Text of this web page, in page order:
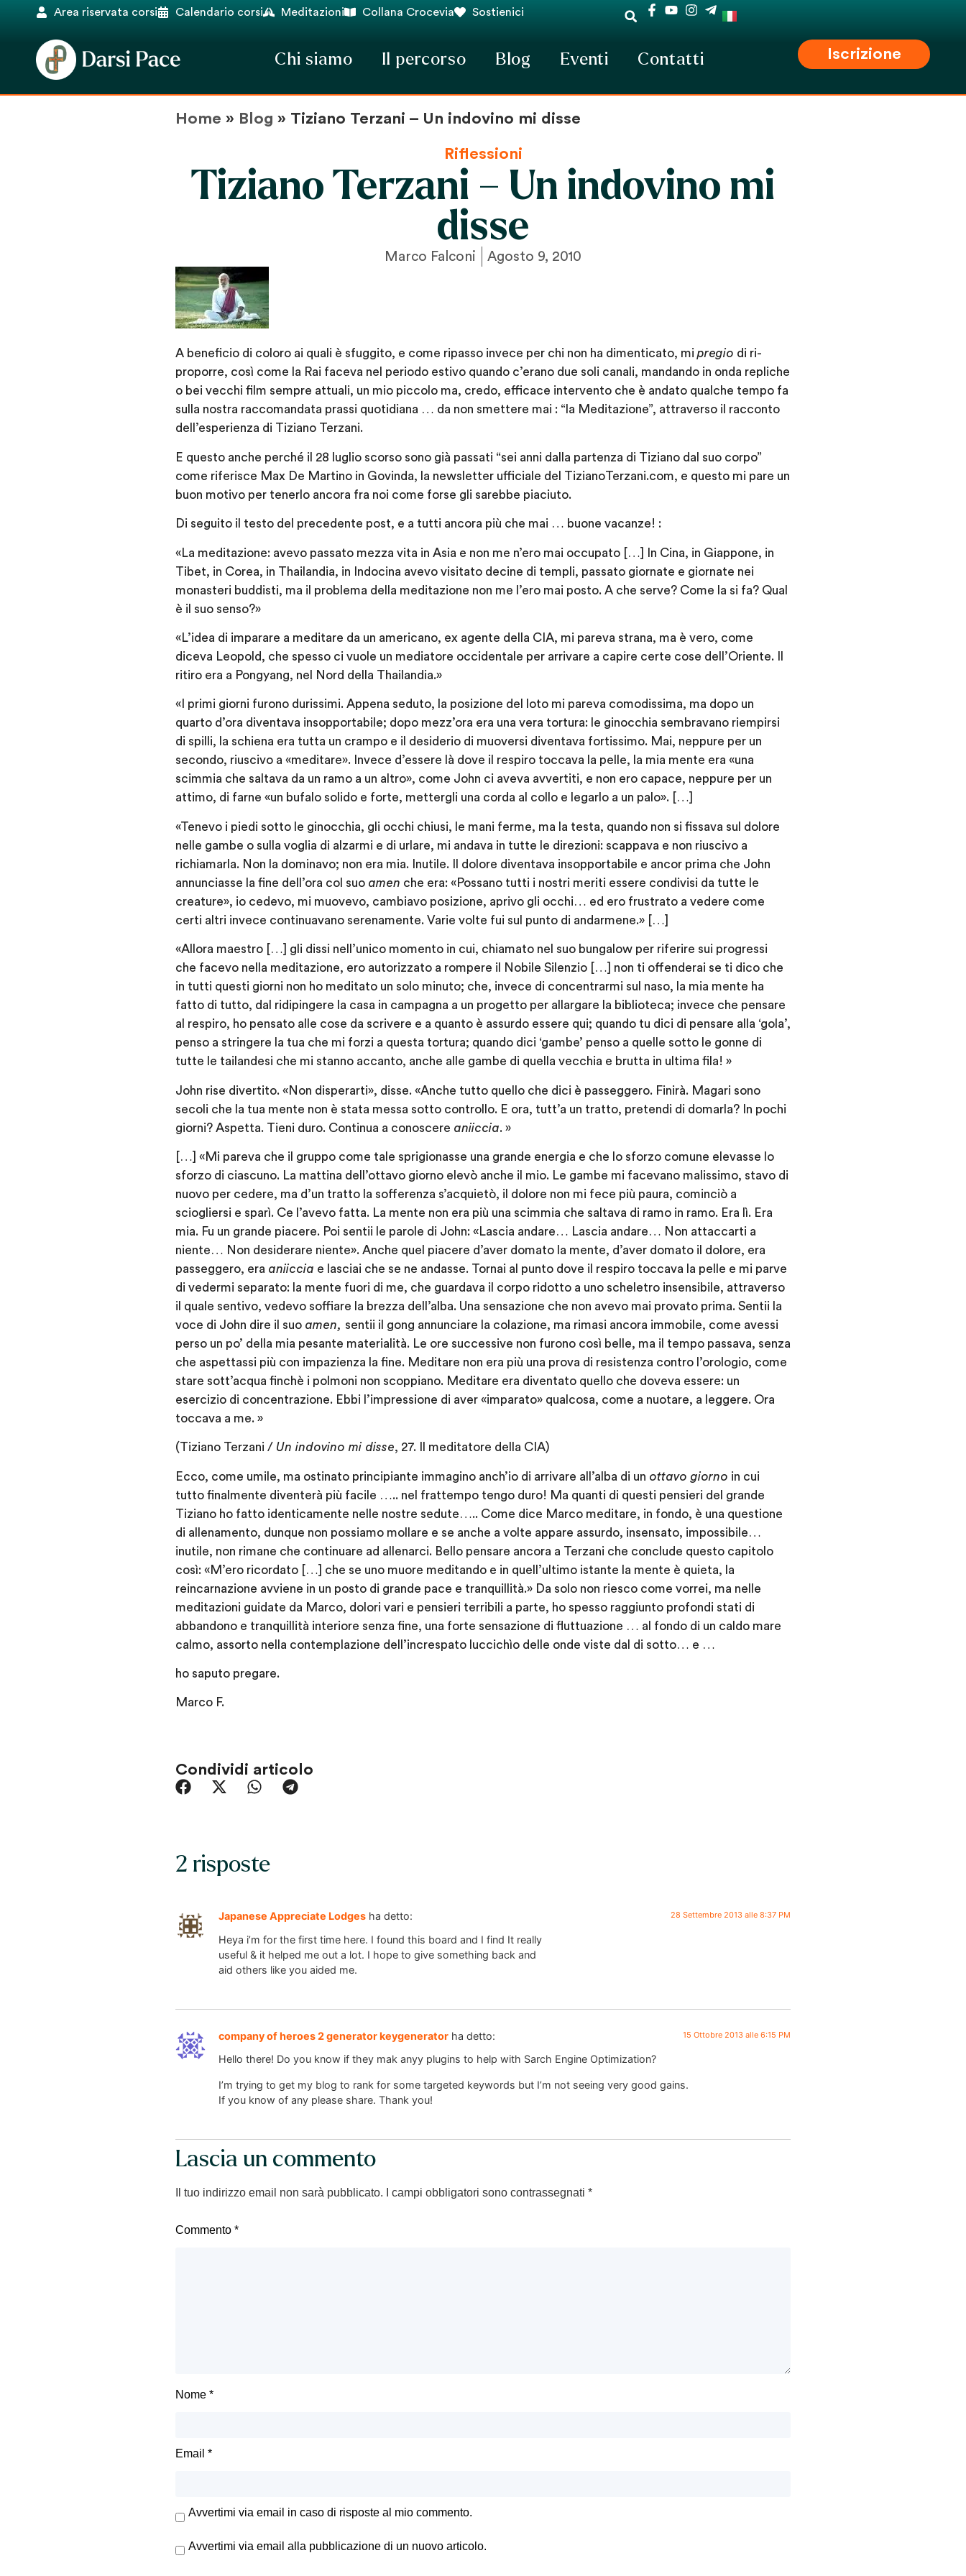
Area riservata corsi Calendario corsi Meditazioni Collana Crocevia Sostienici
Chi siamo Il percorso Blog Eventi Contatti Iscrizione
Home » Blog » Tiziano Terzani – Un indovino mi disse
Riflessioni
Tiziano Terzani – Un indovino mi
disse
Marco Falconi Agosto 9, 2010
A beneficio di coloro ai quali è sfuggito, e come ripasso invece per chi non ha dimenticato, mi pregio di ri-
proporre, così come la Rai faceva nel periodo estivo quando c’erano due soli canali, mandando in onda repliche
o bei vecchi film sempre attuali, un mio piccolo ma, credo, efficace intervento che è andato qualche tempo fa
sulla nostra raccomandata prassi quotidiana … da non smettere mai : “la Meditazione”, attraverso il racconto
dell’esperienza di Tiziano Terzani.
E questo anche perché il 28 luglio scorso sono già passati “sei anni dalla partenza di Tiziano dal suo corpo”
come riferisce Max De Martino in Govinda, la newsletter ufficiale del TizianoTerzani.com, e questo mi pare un
buon motivo per tenerlo ancora fra noi come forse gli sarebbe piaciuto.
Di seguito il testo del precedente post, e a tutti ancora più che mai … buone vacanze! :
«La meditazione: avevo passato mezza vita in Asia e non me n’ero mai occupato […] In Cina, in Giappone, in
Tibet, in Corea, in Thailandia, in Indocina avevo visitato decine di templi, passato giornate e giornate nei
monasteri buddisti, ma il problema della meditazione non me l’ero mai posto. A che serve? Come la si fa? Qual
è il suo senso?»
«L’idea di imparare a meditare da un americano, ex agente della CIA, mi pareva strana, ma è vero, come
diceva Leopold, che spesso ci vuole un mediatore occidentale per arrivare a capire certe cose dell’Oriente. Il
ritiro era a Pongyang, nel Nord della Thailandia.»
«I primi giorni furono durissimi. Appena seduto, la posizione del loto mi pareva comodissima, ma dopo un
quarto d’ora diventava insopportabile; dopo mezz’ora era una vera tortura: le ginocchia sembravano riempirsi
di spilli, la schiena era tutta un crampo e il desiderio di muoversi diventava fortissimo. Mai, neppure per un
secondo, riuscivo a «meditare». Invece d’essere là dove il respiro toccava la pelle, la mia mente era «una
scimmia che saltava da un ramo a un altro», come John ci aveva avvertiti, e non ero capace, neppure per un
attimo, di farne «un bufalo solido e forte, mettergli una corda al collo e legarlo a un palo». […]
«Tenevo i piedi sotto le ginocchia, gli occhi chiusi, le mani ferme, ma la testa, quando non si fissava sul dolore
nelle gambe o sulla voglia di alzarmi e di urlare, mi andava in tutte le direzioni: scappava e non riuscivo a
richiamarla. Non la dominavo; non era mia. Inutile. Il dolore diventava insopportabile e ancor prima che John
annunciasse la fine dell’ora col suo amen che era: «Possano tutti i nostri meriti essere condivisi da tutte le
creature», io cedevo, mi muovevo, cambiavo posizione, aprivo gli occhi… ed ero frustrato a vedere come
certi altri invece continuavano serenamente. Varie volte fui sul punto di andarmene.» […]
«Allora maestro […] gli dissi nell’unico momento in cui, chiamato nel suo bungalow per riferire sui progressi
che facevo nella meditazione, ero autorizzato a rompere il Nobile Silenzio […] non ti offenderai se ti dico che
in tutti questi giorni non ho meditato un solo minuto; che, invece di concentrarmi sul naso, la mia mente ha
fatto di tutto, dal ridipingere la casa in campagna a un progetto per allargare la biblioteca; invece che pensare
al respiro, ho pensato alle cose da scrivere e a quanto è assurdo essere qui; quando tu dici di pensare alla ‘gola’,
penso a stringere la tua che mi forzi a questa tortura; quando dici ‘gambe’ penso a quelle sotto le gonne di
tutte le tailandesi che mi stanno accanto, anche alle gambe di quella vecchia e brutta in ultima fila! »
John rise divertito. «Non disperarti», disse. «Anche tutto quello che dici è passeggero. Finirà. Magari sono
secoli che la tua mente non è stata messa sotto controllo. E ora, tutt’a un tratto, pretendi di domarla? In pochi
giorni? Aspetta. Tieni duro. Continua a conoscere aniiccia. »
[…] «Mi pareva che il gruppo come tale sprigionasse una grande energia e che lo sforzo comune elevasse lo
sforzo di ciascuno. La mattina dell’ottavo giorno elevò anche il mio. Le gambe mi facevano malissimo, stavo di
nuovo per cedere, ma d’un tratto la sofferenza s’acquietò, il dolore non mi fece più paura, cominciò a
sciogliersi e sparì. Ce l’avevo fatta. La mente non era più una scimmia che saltava di ramo in ramo. Era lì. Era
mia. Fu un grande piacere. Poi sentii le parole di John: «Lascia andare… Lascia andare… Non attaccarti a
niente… Non desiderare niente». Anche quel piacere d’aver domato la mente, d’aver domato il dolore, era
passeggero, era aniiccia e lasciai che se ne andasse. Tornai al punto dove il respiro toccava la pelle e mi parve
di vedermi separato: la mente fuori di me, che guardava il corpo ridotto a uno scheletro insensibile, attraverso
il quale sentivo, vedevo soffiare la brezza dell’alba. Una sensazione che non avevo mai provato prima. Sentii la
voce di John dire il suo amen, sentii il gong annunciare la colazione, ma rimasi ancora immobile, come avessi
perso un po’ della mia pesante materialità. Le ore successive non furono così belle, ma il tempo passava, senza
che aspettassi più con impazienza la fine. Meditare non era più una prova di resistenza contro l’orologio, come
stare sott’acqua finchè i polmoni non scoppiano. Meditare era diventato quello che doveva essere: un
esercizio di concentrazione. Ebbi l’impressione di aver «imparato» qualcosa, come a nuotare, a leggere. Ora
toccava a me. »
(Tiziano Terzani / Un indovino mi disse, 27. Il meditatore della CIA)
Ecco, come umile, ma ostinato principiante immagino anch’io di arrivare all’alba di un ottavo giorno in cui
tutto finalmente diventerà più facile ….. nel frattempo tengo duro! Ma quanti di questi pensieri del grande
Tiziano ho fatto identicamente nelle nostre sedute….. Come dice Marco meditare, in fondo, è una questione
di allenamento, dunque non possiamo mollare e se anche a volte appare assurdo, insensato, impossibile…
inutile, non rimane che continuare ad allenarci. Bello pensare ancora a Terzani che conclude questo capitolo
così: «M’ero ricordato […] che se uno muore meditando e in quell’ultimo istante la mente è quieta, la
reincarnazione avviene in un posto di grande pace e tranquillità.» Da solo non riesco come vorrei, ma nelle
meditazioni guidate da Marco, dolori vari e pensieri terribili a parte, ho spesso raggiunto profondi stati di
abbandono e tranquillità interiore senza fine, una forte sensazione di fluttuazione … al fondo di un caldo mare
calmo, assorto nella contemplazione dell’increspato luccichìo delle onde viste dal di sotto… e …
ho saputo pregare.
Marco F.
Condividi articolo
2 risposte
Japanese Appreciate Lodges ha detto: 28 Settembre 2013 alle 8:37 PM
Heya i’m for the first time here. I found this board and I find It really
useful & it helped me out a lot. I hope to give something back and
aid others like you aided me.
company of heroes 2 generator keygenerator ha detto: 15 Ottobre 2013 alle 6:15 PM
Hello there! Do you know if they mak anyy plugins to help with Sarch Engine Optimization?
I’m trying to get my blog to rank for some targeted keywords but I’m not seeing very good gains.
If you know of any please share. Thank you!
Lascia un commento
Il tuo indirizzo email non sarà pubblicato. I campi obbligatori sono contrassegnati *
Commento *
Nome *
Email *
Avvertimi via email in caso di risposte al mio commento.
Avvertimi via email alla pubblicazione di un nuovo articolo.